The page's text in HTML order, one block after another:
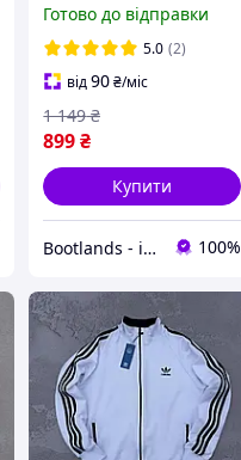
Олімпійка на блискавці
з лампасом Туреччина
Готово до відправки
5.0 (2)
від90₴/міс
899₴
1 149 ₴
Купити
Bootlands - інтернет-магазин взуття та одягу 100%